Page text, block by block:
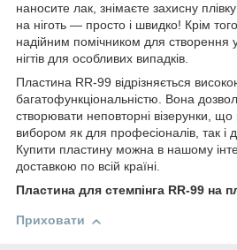
наносите лак, знімаєте захисну
на ніготь — просто і швидко! Крім
надійним помічником для створення
нігтів для особливих випадків.
Пластина RR-99 відрізняється
багатофункціональністю. Вона
створювати неповторні візерунки, що
вибором як для професіоналів, так і
Купити пластину можна в нашому
доставкою по всій країні.
Пластина для стемпінга RR-99 на
Приховати